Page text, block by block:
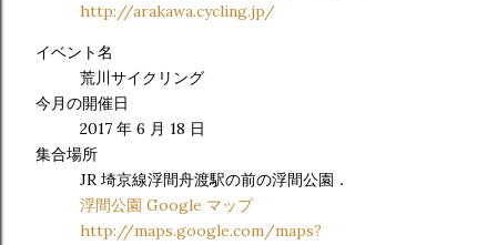
http://arakawa.cycling.jp/
イベント名
荒川サイクリング
今月の開催日
2017 年 6 月 18 日
集合場所
JR 埼京線浮間舟渡駅の前の浮間公園．
浮間公園 Google マップ
http://maps.google.com/maps?